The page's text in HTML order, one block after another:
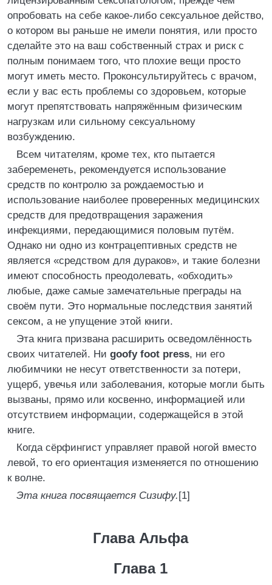
опробовать на себе какое-либо сексуальное действо,
о котором вы раньше не имели понятия, или просто
сделайте это на ваш собственный страх и риск с
полным понимаем того, что плохие вещи просто
могут иметь место. Проконсультируйтесь с врачом,
если у вас есть проблемы со здоровьем, которые
могут препятствовать напряжённым физическим
нагрузкам или сильному сексуальному
возбуждению.
Всем читателям, кроме тех, кто пытается
забеременеть, рекомендуется использование
средств по контролю за рождаемостью и
использование наиболее проверенных медицинских
средств для предотвращения заражения
инфекциями, передающимися половым путём.
Однако ни одно из контрацептивных средств не
является «средством для дураков», и такие болезни
имеют способность преодолевать, «обходить»
любые, даже самые замечательные преграды на
своём пути. Это нормальные последствия занятий
сексом, а не упущение этой книги.
Эта книга призвана расширить осведомлённость
своих читателей. Ни goofy foot press, ни его
любимчики не несут ответственности за потери,
ущерб, увечья или заболевания, которые могли быть
вызваны, прямо или косвенно, информацией или
отсутствием информации, содержащейся в этой
книге.
Когда сёрфингист управляет правой ногой вместо
левой, то его ориентация изменяется по отношению
к волне.
Эта книга посвящается Сизифу.[1]
Глава Альфа
Глава 1